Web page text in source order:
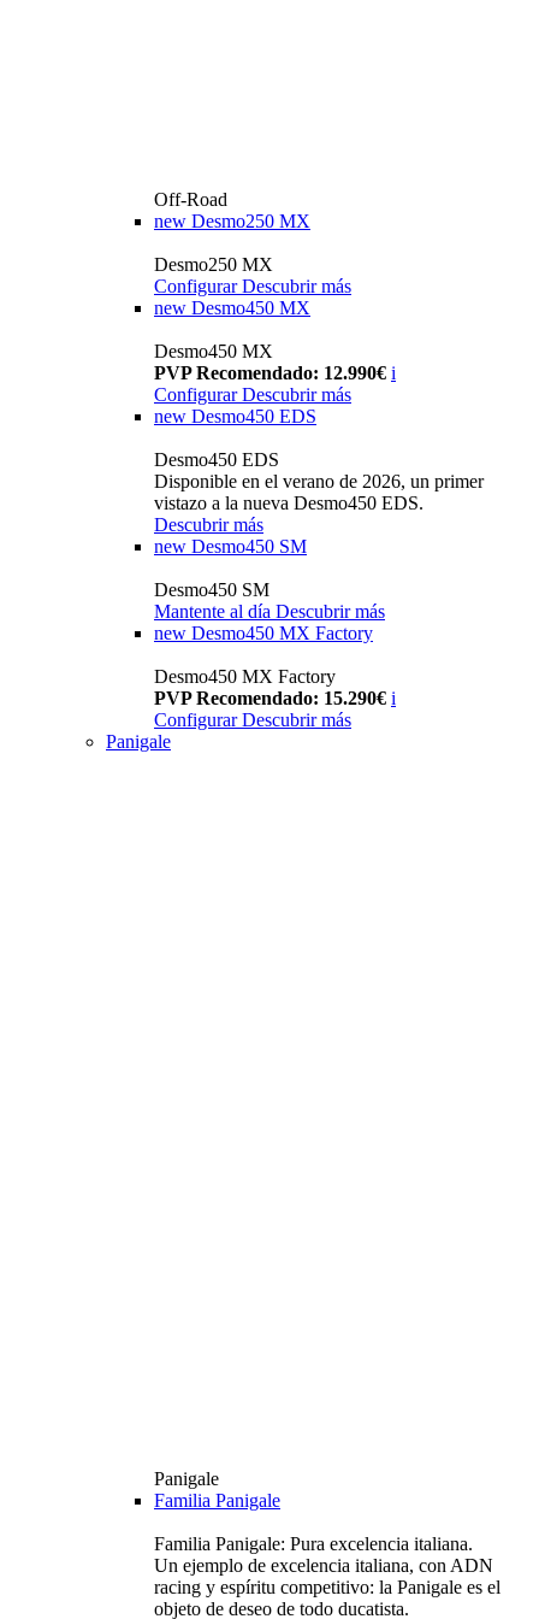
Off-Road
new Desmo250 MX
Desmo250 MX
Configurar Descubrir más
new Desmo450 MX
Desmo450 MX
PVP Recomendado: 12.990€ i
Configurar Descubrir más
new Desmo450 EDS
Desmo450 EDS
Disponible en el verano de 2026, un primer
vistazo a la nueva Desmo450 EDS.
Descubrir más
new Desmo450 SM
Desmo450 SM
Mantente al día Descubrir más
new Desmo450 MX Factory
Desmo450 MX Factory
PVP Recomendado: 15.290€ i
Configurar Descubrir más
Panigale
Panigale
Familia Panigale
Familia Panigale: Pura excelencia italiana.
Un ejemplo de excelencia italiana, con ADN
racing y espíritu competitivo: la Panigale es el
objeto de deseo de todo ducatista.